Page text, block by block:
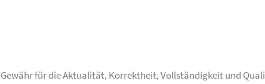
für die Aktualität, Korrektheit, Vollständigkeit und